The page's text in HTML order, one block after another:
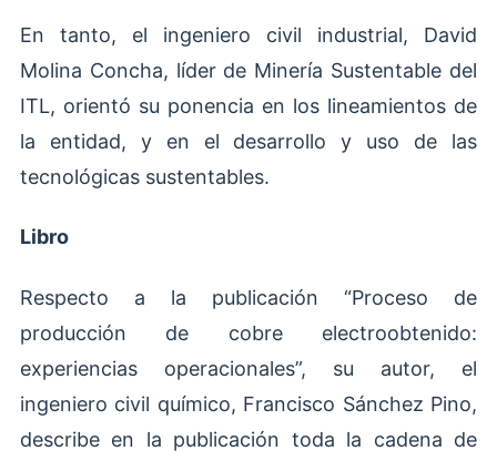
En tanto, el ingeniero civil industrial, David
Molina Concha, líder de Minería Sustentable del
ITL, orientó su ponencia en los lineamientos de
la entidad, y en el desarrollo y uso de las
tecnológicas sustentables.
Libro
Respecto a la publicación “Proceso de
producción de cobre electroobtenido:
experiencias operacionales”, su autor, el
ingeniero civil químico, Francisco Sánchez Pino,
describe en la publicación toda la cadena de